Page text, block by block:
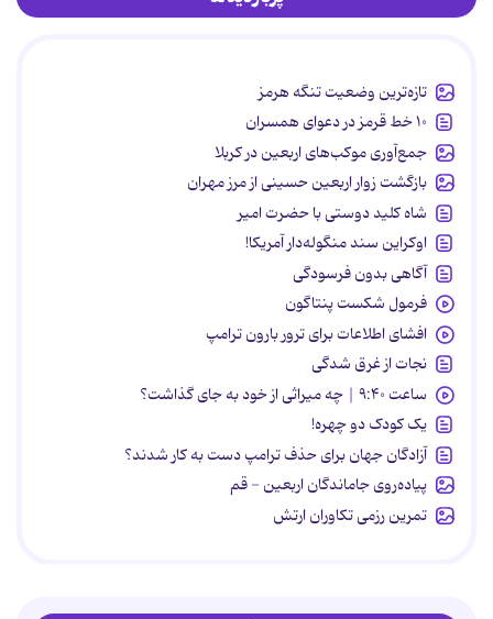
تازه‌ترین وضعیت تنگه هرمز
۱۰ خط قرمز در دعوای همسران
جمع‌آوری موکب‌های اربعین در کربلا
بازگشت زوار اربعین حسینی از مرز مهران
شاه کلید دوستی با حضرت امیر
اوکراین سند منگوله‌دار آمریکا!
آگاهی بدون فرسودگی
فرمول شکست پنتاگون
افشای اطلاعات برای ترور بارون ترامپ
نجات از غرق شدگی
ساعت ۹:۴۰ | چه میراثی از خود به جای گذاشت؟
یک کودک دو چهره!
آزادگان جهان برای حذف ترامپ دست به کار شدند؟
پیاده‌روی جاماندگان اربعین - قم
تمرین رزمی تکاوران ارتش